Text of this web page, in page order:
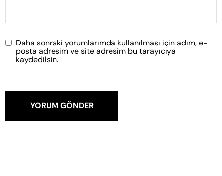
Daha sonraki yorumlarımda kullanılması için adım, e-
posta adresim ve site adresim bu tarayıcıya
kaydedilsin.
YORUM GÖNDER